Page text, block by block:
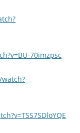
70imzpsc